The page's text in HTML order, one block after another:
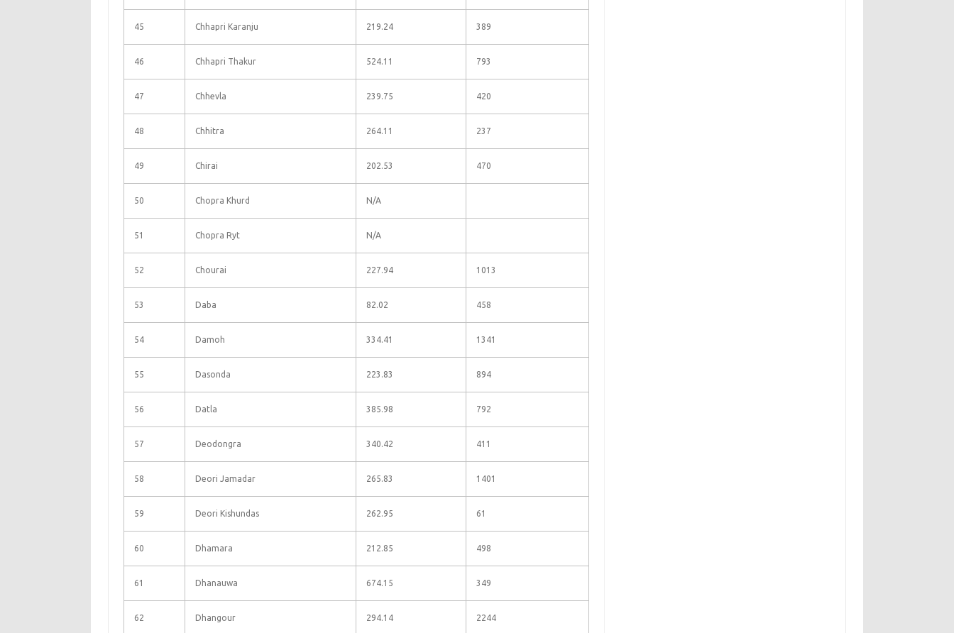
45 Chhapri Karanju 219.24 389
46 Chhapri Thakur 524.11 793
47 Chhevla 239.75 420
48 Chhitra 264.11 237
49 Chirai 202.53 470
50 Chopra Khurd N/A
51 Chopra Ryt N/A
52 Chourai 227.94 1013
53 Daba 82.02 458
54 Damoh 334.41 1341
55 Dasonda 223.83 894
56 Datla 385.98 792
57 Deodongra 340.42 411
58 Deori Jamadar 265.83 1401
59 Deori Kishundas 262.95 61
60 Dhamara 212.85 498
61 Dhanauwa 674.15 349
62 Dhangour 294.14 2244